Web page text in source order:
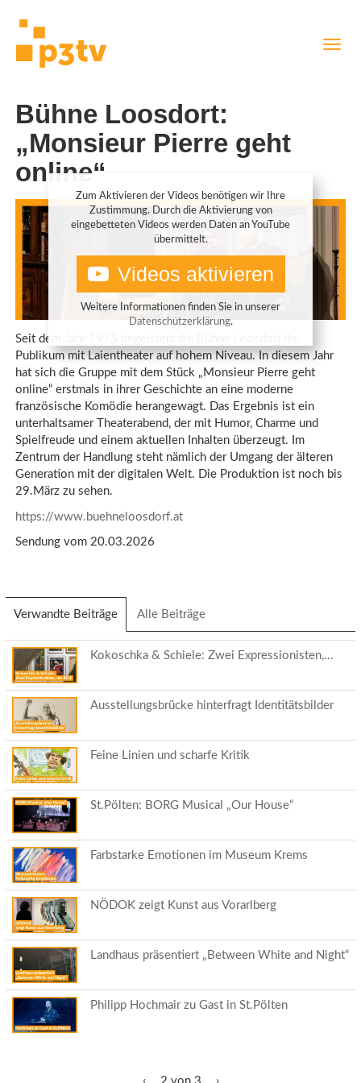
Bühne Loosdort:
„Monsieur Pierre geht
online“
Zum Aktivieren der Videos benötigen wir Ihre
Zustimmung. Durch die Aktivierung von
eingebetteten Videos werden Daten an YouTube
übermittelt.
Videos aktivieren
Weitere Informationen finden Sie in unserer
Datenschutzerklärung.
Seit dem Jahr 1975 begeistert die Bühne Loosdorf ihr
Publikum mit Laientheater auf hohem Niveau. In diesem Jahr
hat sich die Gruppe mit dem Stück „Monsieur Pierre geht
online“ erstmals in ihrer Geschichte an eine moderne
französische Komödie herangewagt. Das Ergebnis ist ein
unterhaltsamer Theaterabend, der mit Humor, Charme und
Spielfreude und einem aktuellen Inhalten überzeugt. Im
Zentrum der Handlung steht nämlich der Umgang der älteren
Generation mit der digitalen Welt. Die Produktion ist noch bis
29.März zu sehen.
https://www.buehneloosdorf.at
Sendung vom 20.03.2026
Verwandte Beiträge (aktiver
Reiter)
Alle Beiträge
Kokoschka & Schiele: Zwei Expressionisten,...
Ausstellungsbrücke hinterfragt Identitätsbilder
Feine Linien und scharfe Kritik
St.Pölten: BORG Musical „Our House“
Farbstarke Emotionen im Museum Krems
NÖDOK zeigt Kunst aus Vorarlberg
Landhaus präsentiert „Between White and Night“
Philipp Hochmair zu Gast in St.Pölten